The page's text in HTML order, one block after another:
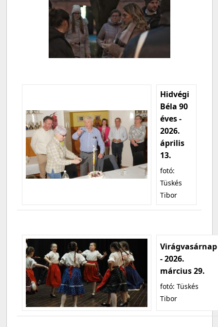
Hidvégi
Béla 90
éves -
2026.
április
13.
fotó:
Tüskés
Tibor
Virágvasárnap
- 2026.
március 29.
fotó: Tüskés
Tibor